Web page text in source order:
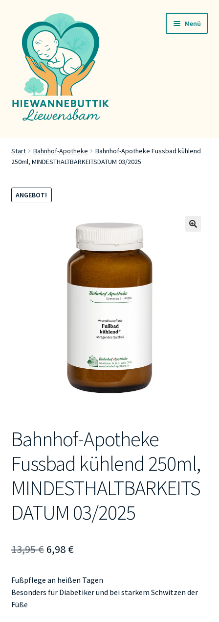
Navigation
springen
Inhalt
springen
Menü
Servicer
Buttik
Start Bahnhof-Apotheke
Bahnhof-Apotheke Fussbad kühlend
250ml, MINDESTHALTBARKEITSDATUM 03/2025
ANGEBOT!
Bahnhof-Apotheke
Fussbad kühlend 250ml,
MINDESTHALTBARKEITS
DATUM 03/2025
13,95€ Ursprünglicher
war:
6,98 €Aktueller
ist:
Fußpflege an heißen Tagen
Besonders für Diabetiker und bei starkem Schwitzen der
Füße